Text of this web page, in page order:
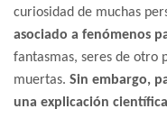
curiosidad de muchas
asociado a fenómenos
fantasmas, seres de otro
muertas. Sin embargo,
una explicación